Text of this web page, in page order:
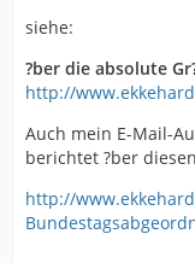
siehe:
?ber die absolute
http://
Auch mein E-Mail-
berichtet ?ber
http://